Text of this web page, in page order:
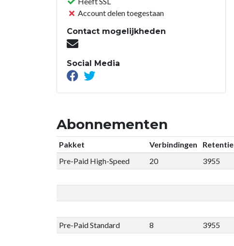
Account delen toegestaan
Contact mogelijkheden
Social Media
Abonnementen
Pakket Verbindingen Retentie
Pre-Paid High-Speed
20 3955
Pre-Paid Standard
8 3955